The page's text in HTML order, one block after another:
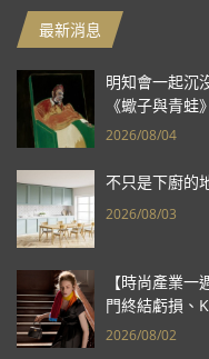
最新消息
明知會一起沉
《蠍子與青
2026/08/04
不只是下廚的
2026/08/03
【時尚產業
門終結虧損、
報亮眼
2026/08/02